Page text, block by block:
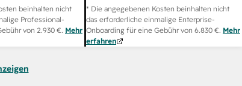
beinhalten nicht
Professional-
von 2.930 €. Mehr
* Die angegebenen Kosten beinhalten nicht
das erforderliche einmalige Enterprise-
Onboarding für eine Gebühr von 6.830 €. Mehr
erfahren